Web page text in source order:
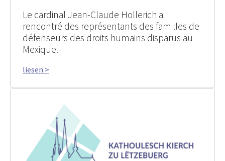
Le cardinal Jean-Claude Hollerich a
rencontré des représentants des familles de
défenseurs des droits humains disparus au
Mexique.
liesen >